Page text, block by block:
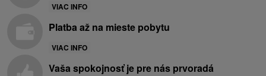
VIAC INFO
Platba až na mieste pobytu
VIAC INFO
Vaša spokojnosť je pre nás prvoradá